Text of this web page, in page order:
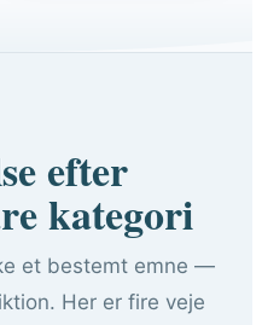
efter
kategori
et bestemt emne —
Her er fire veje